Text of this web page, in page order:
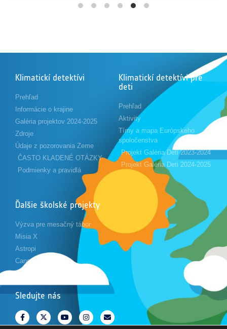
Klimatickí detektívi
Prehľad
Informácie o krajine
Galéria projektov 2024-2025
Zdroje
Údaje z pozorovania Zeme
ČASTO KLADENÉ OTÁZKY
Podmienky a pravidlá
Klimatickí detektívi pre
deti
Prehľad
Aktivity
Tímy a mapa Európskeho
spoločenstva
Projekt Galéria Deti 2023-2024
Projekt Galéria Deti 2024-2025
Ďalšie školské projekty
Výzva pre mesačný tábor
Misia X
Astropi
Cansat
Sledujte nás